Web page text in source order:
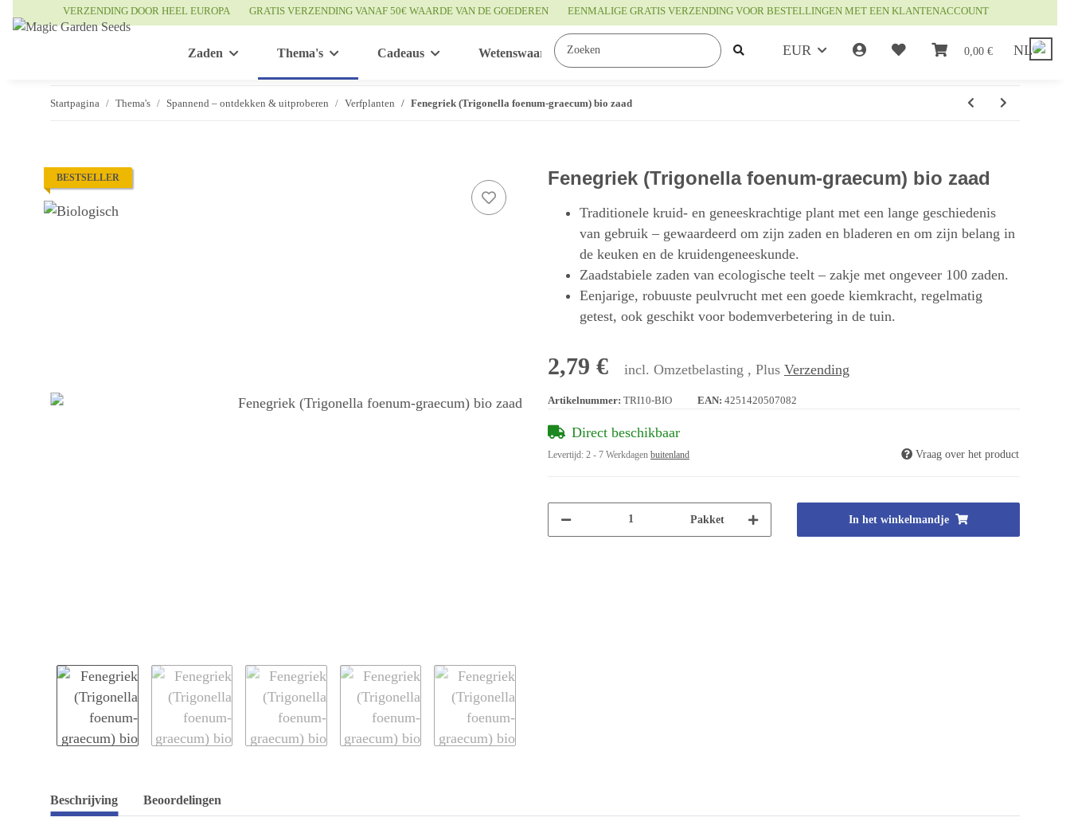
VERZENDING DOOR HEEL EUROPA GRATIS VERZENDING VANAF 50€ WAARDE VAN DE GOEDEREN EENMALIGE GRATIS VERZENDING VOOR BESTELLINGEN MET EEN KLANTENACCOUNT
EUR 0,00 € NL
Zaden Thema's Cadeaus Wetenswaardigheden
Startpagina Thema's Spannend – ontdekken & uitproberen Verfplanten Fenegriek (Trigonella foenum-graecum) bio zaad
BESTSELLER Fenegriek (Trigonella foenum-graecum) bio zaad
Traditionele kruid- en geneeskrachtige plant met een lange geschiedenis
van gebruik – gewaardeerd om zijn zaden en bladeren en om zijn belang in
de keuken en de kruidengeneeskunde.
Zaadstabiele zaden van ecologische teelt – zakje met ongeveer 100 zaden.
Eenjarige, robuuste peulvrucht met een goede kiemkracht, regelmatig
getest, ook geschikt voor bodemverbetering in de tuin.
2,79 € incl. Omzetbelasting , Plus Verzending
Artikelnummer: TRI10-BIO EAN: 4251420507082
Direct beschikbaar
Levertijd: 2 - 7 Werkdagen buitenland Vraag over het product
Pakket In het winkelmandje
Beschrijving Beoordelingen